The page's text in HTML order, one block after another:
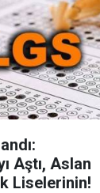
Aştı, Aslan
Liselerinin!